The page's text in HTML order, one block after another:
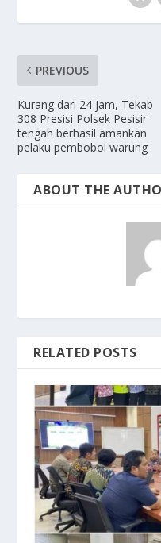
PREVIOUS
Kurang dari 24 jam, Tekab
308 Presisi Polsek Pesisir
tengah berhasil amankan
pelaku pembobol warung
ABOUT THE
RELATED POSTS